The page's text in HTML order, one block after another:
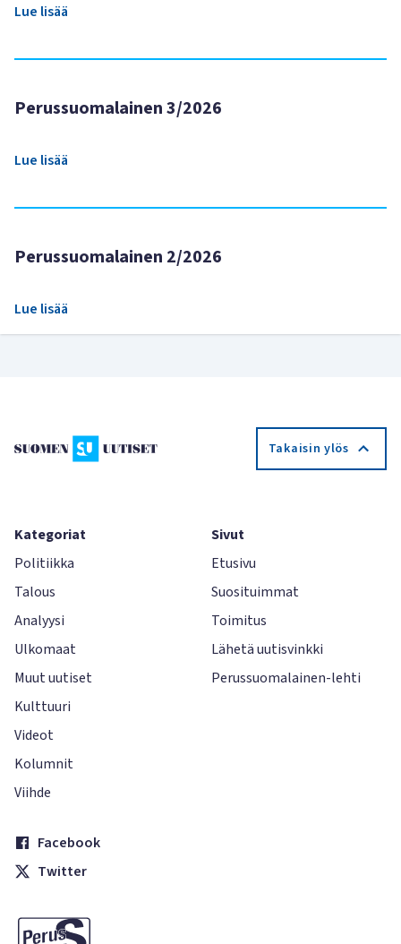
Lue lisää
Perussuomalainen 3/2026
Lue lisää
Perussuomalainen 2/2026
Lue lisää
Takaisin ylös
Kategoriat
Politiikka
Talous
Analyysi
Ulkomaat
Muut uutiset
Kulttuuri
Videot
Kolumnit
Viihde
Sivut
Etusivu
Suosituimmat
Toimitus
Lähetä uutisvinkki
Perussuomalainen-lehti
Facebook
Twitter